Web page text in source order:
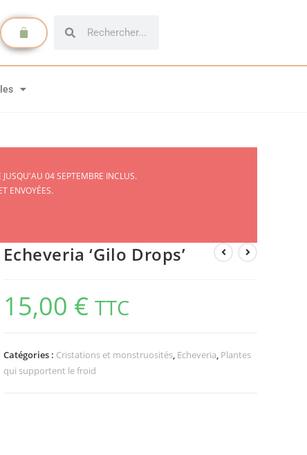
04 SEPTEMBRE INCLUS.
ENVOYÉES.
Echeveria ‘Gilo Drops’
15,00 € TTC
Catégories : Cristations et monstruosités, Echeveria, Plantes
qui supportent le froid